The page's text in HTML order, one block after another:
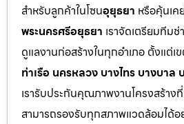
สำหรับลูกค้าในโซนอุยุธยา หรือคุ้นเค
พระนครศรีอยุธยา เราจัดเตรียมทีม
ดูแลงานก่อสร้างในทุกอำเภอ ตั้งแต่
ท่าเรือ นครหลวง บางไทร บางบาล
เรารับประกันคุณภาพงานโครงสร้า
สามารถรองรับทุกสภาพแวดล้อมได้อ